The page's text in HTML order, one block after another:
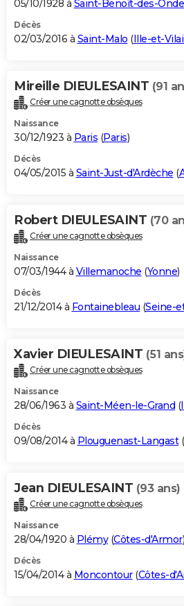
05/10/1928 à Saint-Benoît-des-
Décès
02/03/2016 à Saint-Malo (Ille-et-
Mireille DIEULESAINT (91
Créer une cagnotte obsèques
Naissance
30/12/1923 à Paris (Paris)
Décès
04/05/2015 à Saint-Just-d'Ardèche (
Robert DIEULESAINT (70
Créer une cagnotte obsèques
Naissance
07/03/1944 à Villemanoche (Yonne)
Décès
21/12/2014 à Fontainebleau (Seine-
Xavier DIEULESAINT (51
Créer une cagnotte obsèques
Naissance
28/06/1963 à Saint-Méen-le-Grand (
Décès
09/08/2014 à Plouguenast-Langast(
Jean DIEULESAINT (93 ans)
Créer une cagnotte obsèques
Naissance
28/04/1920 à Plémy(Côtes-d'Armor)
Décès
15/04/2014 à Moncontour(Côtes-